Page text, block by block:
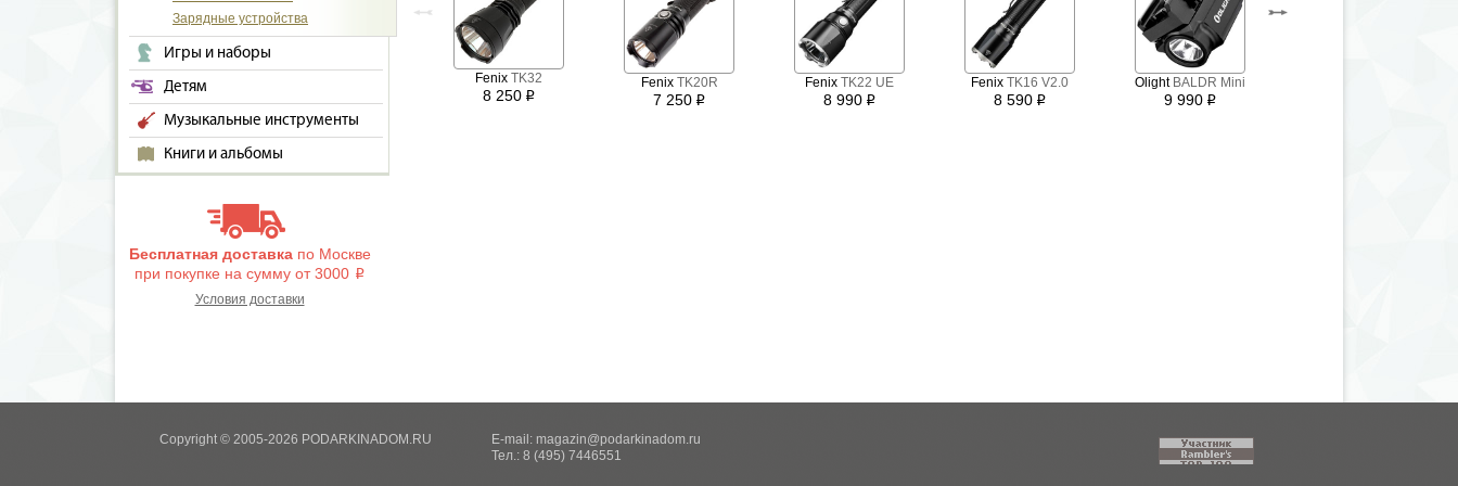
Зарядные устройства
Игры и наборы
Детям
Музыкальные инструменты
Книги и альбомы
Бесплатная доставкапо Москве
при покупке на сумму от 3000 i
Условия доставки
Fenix TK32
8 250 i
Fenix TK20R
7 250 i
Fenix TK22 UE
8 990 i
Fenix TK16 V2.0
8 590 i
Olight BALDR Mini
9 990 i
Copyright © 2005-2026 PODARKINADOM.RU E-mail: magazin@podarkinadom.ru
Тел.: 8 (495) 7446551